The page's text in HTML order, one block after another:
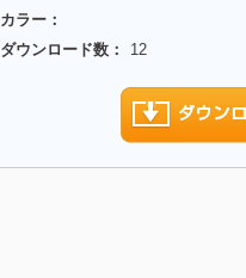
カラー：
ダウンロード数：
12